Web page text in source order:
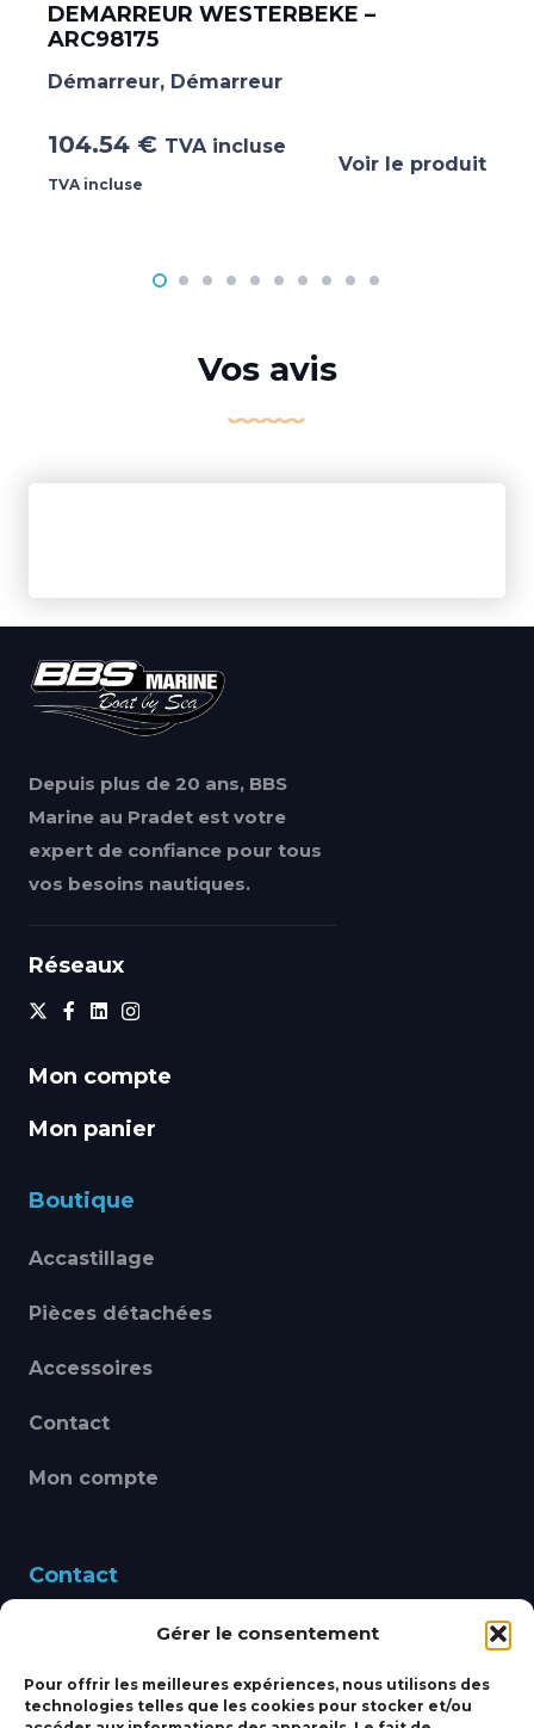
Gérer le consentement
Pour offrir les meilleures expériences, nous utilisons des
technologies telles que les cookies pour stocker et/ou
DEMARREUR WESTERBEKE –
ARC98175
Démarreur, Démarreur
104.54 € TVA incluse
TVA incluse
Voir le produit
Vos avis
Depuis plus de 20 ans, BBS
Marine au Pradet est votre
expert de confiance pour tous
vos besoins nautiques.
Réseaux
Mon compte
Mon panier
Boutique
Accastillage
Pièces détachées
Accessoires
Contact
Mon compte
Contact
460 Avenue Alain Le
bbsmarine@bbs-